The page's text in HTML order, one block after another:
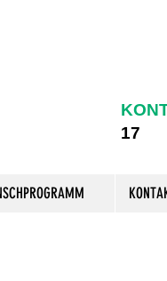
17